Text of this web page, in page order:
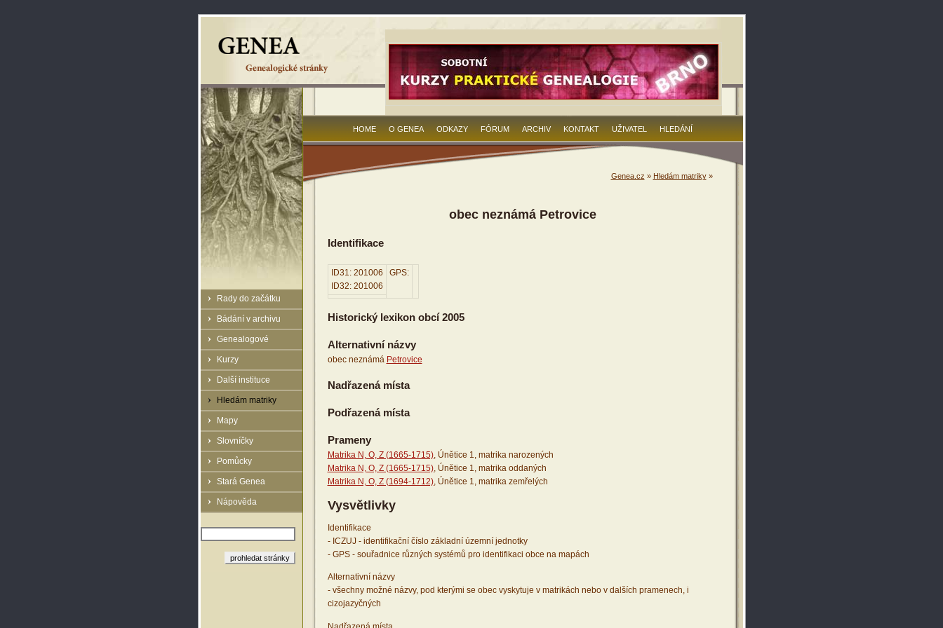
Rady do začátku
Bádání v archivu
Genealogové
Kurzy
Další instituce
Hledám matriky
Mapy
Slovníčky
Pomůcky
Stará Genea
Nápověda
HOME O GENEA ODKAZY FÓRUM ARCHIV KONTAKT UŽIVATEL HLEDÁNÍ
Genea.cz » Hledám matriky»
obec neznámá Petrovice
Identifikace
ID31: 201006
ID32: 201006
GPS:
Historický lexikon obcí 2005
Alternativní názvy
obec neznámá Petrovice
Nadřazená místa
Podřazená místa
Prameny
Matrika N, O, Z (1665-1715), Únětice 1, matrika narozených
Matrika N, O, Z (1665-1715), Únětice 1, matrika oddaných
Matrika N, O, Z (1694-1712), Únětice 1, matrika zemřelých
Vysvětlivky
Identifikace
- ICZUJ - identifikační číslo základní územní jednotky
- GPS - souřadnice různých systémů pro identifikaci obce na mapách
Alternativní názvy
- všechny možné názvy, pod kterými se obec vyskytuje v matrikách nebo v dalších pramenech, i
cizojazyčných